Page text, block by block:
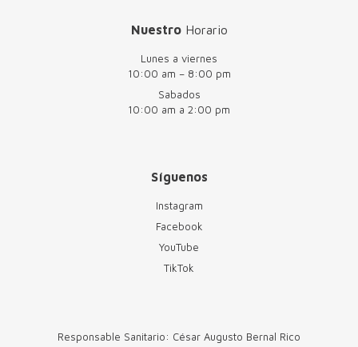
NuestroHorario
Lunes a viernes
10:00 am – 8:00 pm
Sabados
10:00 am a 2:00 pm
Síguenos
Instagram
Facebook
YouTube
TikTok
Responsable Sanitario: César Augusto Bernal Rico